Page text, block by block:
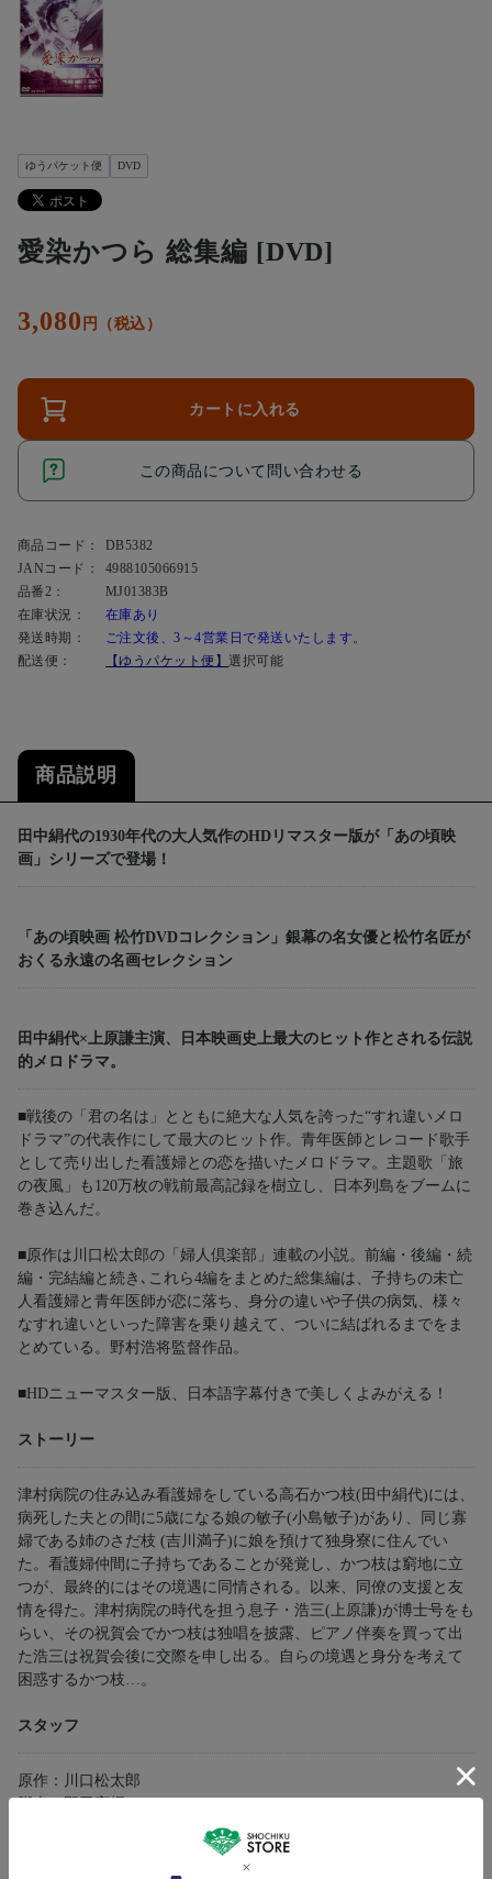
ゆうパケット便 DVD
愛染かつら 総集編 [DVD]
3,080 円（税込）
カートに入れる
この商品について問い合わせる
商品コード：
DB5382
JANコード：
4988105066915
品番2：
MJ01383B
在庫状況：
在庫あり
発送時期：
ご注文後、3～4営業日で発送いたします。
配送便：
【ゆうパケット便】選択可能
商品説明
田中絹代の1930年代の大人気作のHDリマスター版が「あの頃映
画」シリーズで登場！
「あの頃映画 松竹DVDコレクション」銀幕の名女優と松竹名匠が
おくる永遠の名画セレクション
田中絹代×上原謙主演、日本映画史上最大のヒット作とされる伝説
的メロドラマ。
■戦後の「君の名は」とともに絶大な人気を誇った“すれ違いメロ
ドラマ”の代表作にして最大のヒット作。青年医師とレコード歌手
として売り出した看護婦との恋を描いたメロドラマ。主題歌「旅
の夜風」も120万枚の戦前最高記録を樹立し、日本列島をブームに
巻き込んだ。
■原作は川口松太郎の「婦人倶楽部」連載の小説。前編・後編・続
編・完結編と続き､これら4編をまとめた総集編は、子持ちの未亡
人看護婦と青年医師が恋に落ち、身分の違いや子供の病気、様々
なすれ違いといった障害を乗り越えて、ついに結ばれるまでをま
とめている。野村浩将監督作品。
■HDニューマスター版、日本語字幕付きで美しくよみがえる！
ストーリー
津村病院の住み込み看護婦をしている高石かつ枝(田中絹代)には、
病死した夫との間に5歳になる娘の敏子(小島敏子)があり、同じ寡
婦である姉のさだ枝 (吉川満子)に娘を預けて独身寮に住んでい
た。看護婦仲間に子持ちであることが発覚し、かつ枝は窮地に立
つが、最終的にはその境遇に同情される。以来、同僚の支援と友
情を得た。津村病院の時代を担う息子・浩三(上原謙)が博士号をも
らい、その祝賀会でかつ枝は独唱を披露、ピアノ伴奏を買って出
た浩三は祝賀会後に交際を申し出る。自らの境遇と身分を考えて
困惑するかつ枝…。
スタッフ
原作：川口松太郎